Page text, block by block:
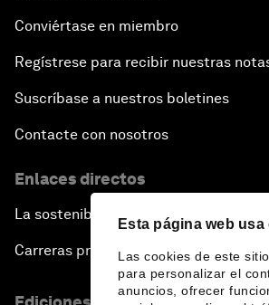
Esta página web
Las cookies de este
para personalizar el
anuncios, ofrecer
Conviértase en miembro
Regístrese para recibir nuestras
Suscríbase a nuestros boletines
Contacte con nosotros
Enlaces directos
La sostenibilidad en el Foro
Carreras profesionales